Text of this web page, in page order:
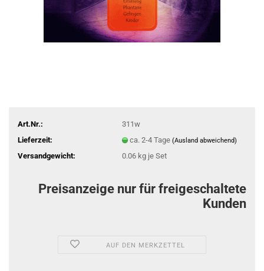
Art.Nr.:
311w
Lieferzeit:
ca. 2-4 Tage (Ausland abweichend)
Versandgewicht: 0.06kg je Set
Preisanzeige nur für freigeschaltete
Kunden
AUF DEN MERKZETTEL